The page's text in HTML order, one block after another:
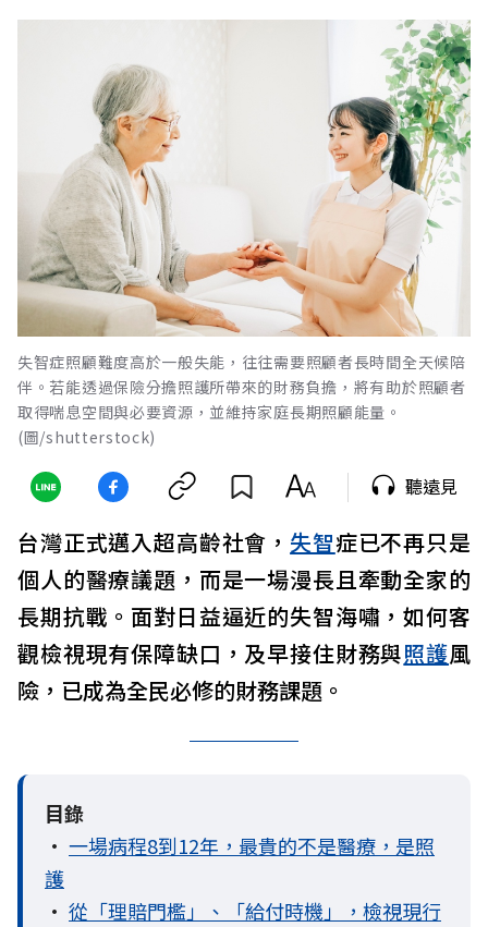
失智症照顧難度高於一般失能，往往需要照顧者長時間全天候陪
伴。若能透過保險分擔照護所帶來的財務負擔，將有助於照顧者
取得喘息空間與必要資源，並維持家庭長期照顧能量。
(圖/shutterstock)
聽遠見
台灣正式邁入超高齡社會， 失智症已不再只是
個人的醫療議題，而是一場漫長且牽動全家的
長期抗戰。面對日益逼近的失智海嘯，如何客
觀檢視現有保障缺口，及早接住財務與照護風
險，已成為全民必修的財務課題。
目錄
• 一場病程8到12年，最貴的不是醫療，是照
護
• 從「理賠門檻」、「給付時機」，檢視現行